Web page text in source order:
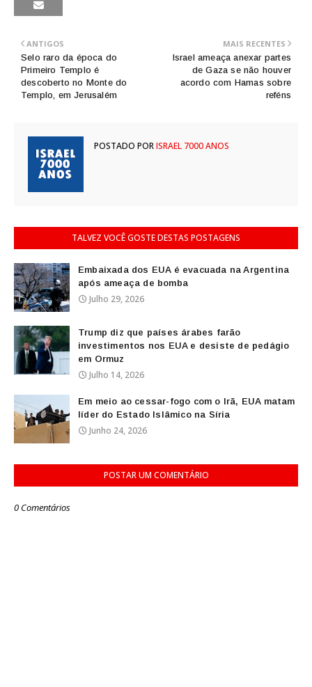
MAIS RECENTES
Israel ameaça anexar partes
de Gaza se não houver
acordo com Hamas sobre
reféns
ANTIGOS
Selo raro da época do
Primeiro Templo é
descoberto no Monte do
Templo, em Jerusalém
POSTADO PORISRAEL 7000 ANOS
TALVEZ VOCÊ GOSTE DESTAS POSTAGENS
Embaixada dos EUA é evacuada na Argentina
após ameaça de bomba
Julho 29, 2026
Trump diz que países árabes farão
investimentos nos EUA e desiste de pedágio
em Ormuz
Julho 14, 2026
Em meio ao cessar-fogo com o Irã, EUA matam
líder do Estado Islâmico na Síria
Junho 24, 2026
POSTAR UM COMENTÁRIO
0 Comentários